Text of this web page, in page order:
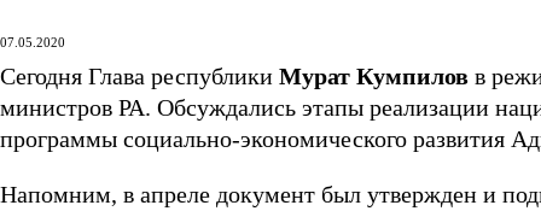
07.05.2020
Сегодня Глава республики Мурат Кумпилов в
министров РА. Обсуждались этапы реализации
программы социально-экономического развития
Напомним, в апреле документ был утвержден и